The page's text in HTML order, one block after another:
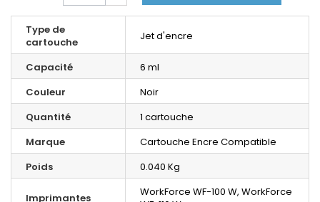
Type de
cartouche
Jet d'encre
Capacité
6 ml
Couleur
Noir
Quantité
1 cartouche
Marque
Cartouche Encre Compatible
Poids
0.040 Kg
Imprimantes
WorkForce WF-100 W, WorkForce